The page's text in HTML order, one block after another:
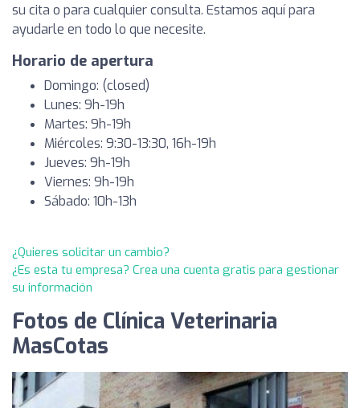
su cita o para cualquier consulta. Estamos aquí para
ayudarle en todo lo que necesite.
Horario de apertura
Domingo: (closed)
Lunes: 9h-19h
Martes: 9h-19h
Miércoles: 9:30-13:30, 16h-19h
Jueves: 9h-19h
Viernes: 9h-19h
Sábado: 10h-13h
¿Quieres solicitar un cambio?
¿Es esta tu empresa? Crea una cuenta gratis para gestionar
su información
Fotos de Clínica Veterinaria
MasCotas